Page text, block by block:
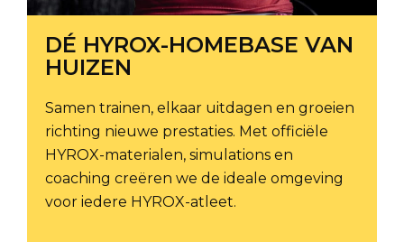
DÉ HYROX-HOMEBASE VAN
HUIZEN
Samen trainen, elkaar uitdagen en groeien
richting nieuwe prestaties. Met officiële
HYROX-materialen, simulations en
coaching creëren we de ideale omgeving
voor iedere HYROX-atleet.